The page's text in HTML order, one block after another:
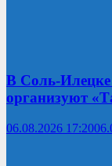
В Соль-Илецке
организуют
06.08.2026 17:20